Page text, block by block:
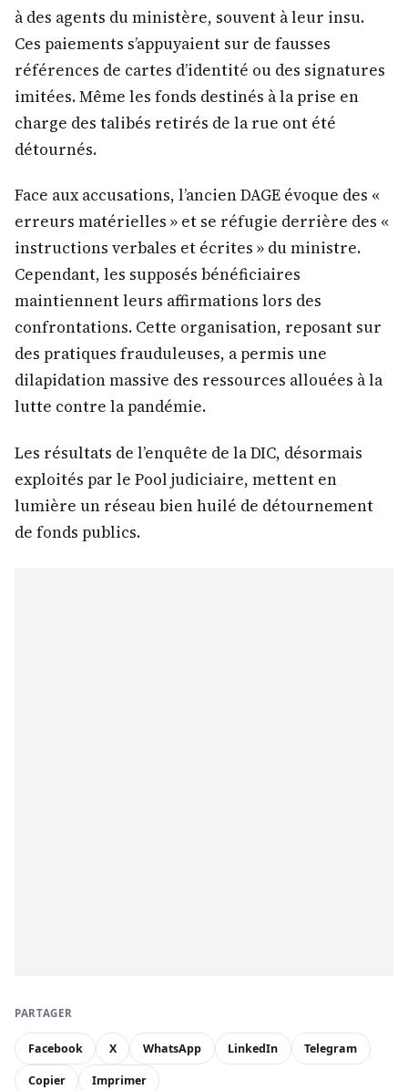
à des agents du ministère, souvent à leur insu.
Ces paiements s’appuyaient sur de fausses
références de cartes d’identité ou des signatures
imitées. Même les fonds destinés à la prise en
charge des talibés retirés de la rue ont été
détournés.
Face aux accusations, l’ancien DAGE évoque des «
erreurs matérielles » et se réfugie derrière des «
instructions verbales et écrites » du ministre.
Cependant, les supposés bénéficiaires
maintiennent leurs affirmations lors des
confrontations. Cette organisation, reposant sur
des pratiques frauduleuses, a permis une
dilapidation massive des ressources allouées à la
lutte contre la pandémie.
Les résultats de l’enquête de la DIC, désormais
exploités par le Pool judiciaire, mettent en
lumière un réseau bien huilé de détournement
de fonds publics.
PARTAGER
Facebook X WhatsApp LinkedIn Telegram
Copier Imprimer